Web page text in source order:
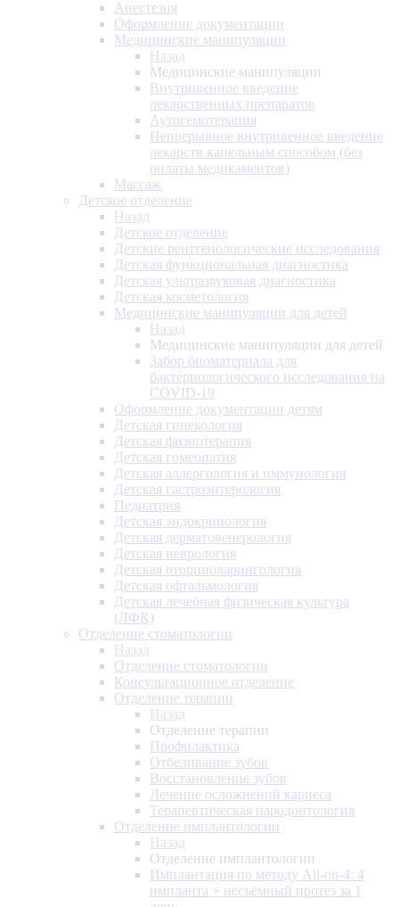
Анестезия
Оформление документации
Медицинские манипуляции
Назад
Медицинские манипуляции
Внутривенное введение
лекарственных препаратов
Аутогемотерапия
Непрерывное внутривенное введение
лекарств капельным способом (без
оплаты медикаментов)
Массаж
Детское отделение
Назад
Детское отделение
Детские рентгенологические исследования
Детская функциональная диагностика
Детская ультразвуковая диагностика
Детская косметология
Медицинские манипуляции для детей
Назад
Медицинские манипуляции для детей
Забор биоматериала для
бактериологического исследования на
COVID-19
Оформление документации детям
Детская гинекология
Детская физиотерапия
Детская гомеопатия
Детская аллергология и иммунология
Детская гастроэнтерология
Педиатрия
Детская эндокринология
Детская дерматовенерология
Детская неврология
Детская оториноларингология
Детская офтальмология
Детская лечебная физическая культура
(ЛФК)
Отделение стоматологии
Назад
Отделение стоматологии
Консультационное отделение
Отделение терапии
Назад
Отделение терапии
Профилактика
Отбеливание зубов
Восстановление зубов
Лечение осложнений кариеса
Терапевтическая пародонтология
Отделение имплантологии
Назад
Отделение имплантологии
Имплантация по методу All-on-4: 4
импланта + несъёмный протез за 1